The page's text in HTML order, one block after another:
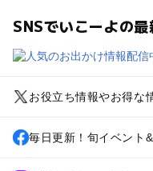
SNSでいこーよの最
お役立ち情報やお得な
毎日更新！旬イベント